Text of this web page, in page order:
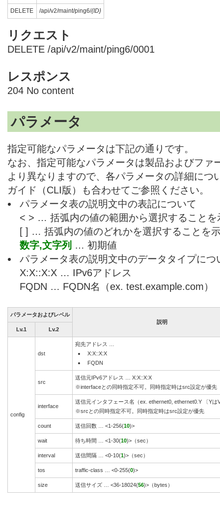
DELETE /api/v2/maint/ping6/{ID}
リクエスト
DELETE /api/v2/maint/ping6/0001
レスポンス
204 No content
パラメータ
指定可能なパラメータは下記の通りです。
なお、指定可能なパラメータは製品およびファ
より異なりますので、各パラメータの詳細につ
ガイド（CLI版）も合わせてご参照ください。
パラメータ表の説明文中の表記について
< > … 括弧内の値の範囲から選択することを
[ ] … 括弧内の値のどれかを選択することを
数字,文字列 … 初期値
パラメータ表の説明文中のデータタイプにつ
X:X::X:X … IPv6アドレス
FQDN … FQDN名（ex. test.example.com）
パラメータおよびレベル
説明
Lv.1
Lv.2
config
dst
宛先アドレス …
X:X::X:X
FQDN
src
送信元IPv6アドレス … X:X::X:X
※interfaceとの同時指定不可。同時指定時はsrc設定が優先
interface
送信元インタフェース名（ex. ethernet0, ethernet0.Y 〔Yは
※srcとの同時指定不可。同時指定時はsrc設定が優先
count 送信回数 … <1-256(10)>
wait 待ち時間 … <1-30(10)>（sec）
interval 送信間隔 … <0-10(1)>（sec）
tos traffic-class … <0-255(0)>
size 送信サイズ … <36-18024(56)>（bytes）